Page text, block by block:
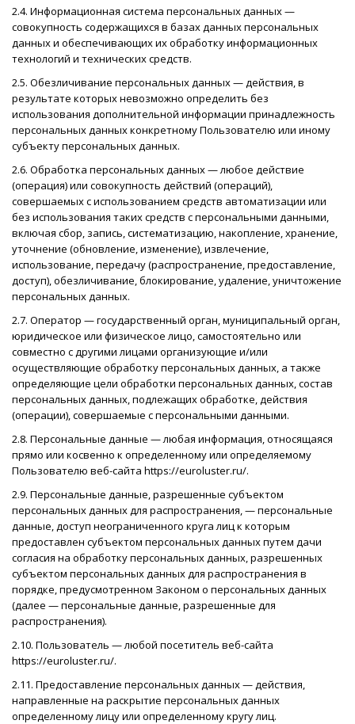
2.4. Информационная система персональных данных —
совокупность содержащихся в базах данных персональных
данных и обеспечивающих их обработку информационных
технологий и технических средств.
2.5. Обезличивание персональных данных — действия, в
результате которых невозможно определить без
использования дополнительной информации принадлежность
персональных данных конкретному Пользователю или иному
субъекту персональных данных.
2.6. Обработка персональных данных — любое действие
(операция) или совокупность действий (операций),
совершаемых с использованием средств автоматизации или
без использования таких средств с персональными данными,
включая сбор, запись, систематизацию, накопление, хранение,
уточнение (обновление, изменение), извлечение,
использование, передачу (распространение, предоставление,
доступ), обезличивание, блокирование, удаление, уничтожение
персональных данных.
2.7. Оператор — государственный орган, муниципальный орган,
юридическое или физическое лицо, самостоятельно или
совместно с другими лицами организующие и/или
осуществляющие обработку персональных данных, а также
определяющие цели обработки персональных данных, состав
персональных данных, подлежащих обработке, действия
(операции), совершаемые с персональными данными.
2.8. Персональные данные — любая информация, относящаяся
прямо или косвенно к определенному или определяемому
Пользователю веб-сайта https://euroluster.ru/.
2.9. Персональные данные, разрешенные субъектом
персональных данных для распространения, — персональные
данные, доступ неограниченного круга лиц к которым
предоставлен субъектом персональных данных путем дачи
согласия на обработку персональных данных, разрешенных
субъектом персональных данных для распространения в
порядке, предусмотренном Законом о персональных данных
(далее — персональные данные, разрешенные для
распространения).
2.10. Пользователь — любой посетитель веб-сайта
https://euroluster.ru/.
2.11. Предоставление персональных данных — действия,
направленные на раскрытие персональных данных
определенному лицу или определенному кругу лиц.